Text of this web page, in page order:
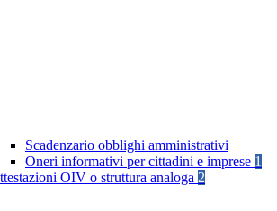
Scadenzario obblighi amministrativi
Oneri informativi per cittadini e imprese 1
OIV o struttura analoga 2